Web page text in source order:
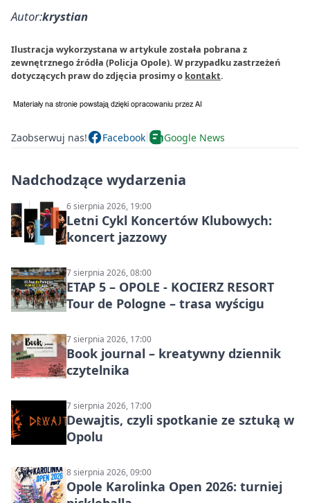
Autor:krystian
Ilustracja wykorzystana w artykule została pobrana z
zewnętrznego źródła (Policja Opole). W przypadku zastrzeżeń
dotyczących praw do zdjęcia prosimy o kontakt.
Zaobserwuj nas! Facebook Google News
Nadchodzące wydarzenia
6 sierpnia 2026, 19:00
Letni Cykl Koncertów Klubowych:
koncert jazzowy
7 sierpnia 2026, 08:00
ETAP 5 – OPOLE - KOCIERZ RESORT
Tour de Pologne – trasa wyścigu
7 sierpnia 2026, 17:00
Book journal – kreatywny dziennik
czytelnika
7 sierpnia 2026, 17:00
Dewajtis, czyli spotkanie ze sztuką w
Opolu
8 sierpnia 2026, 09:00
Opole Karolinka Open 2026: turniej